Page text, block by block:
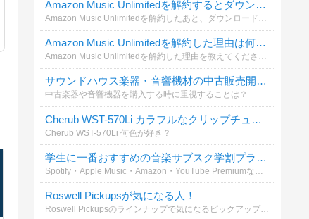
Amazon Music Unlimitedを解約するとダウンロードした曲はどうなると思いますか？
Amazon Music Unlimitedを解約したあと、ダウンロード済みの曲について気になったことはありますか？解約前に確認したいポイントや注意点を共有しましょう。
Amazon Music Unlimitedを解約した理由は何ですか？
Amazon Music Unlimitedを解約した理由を教えてください。料金・利用頻度・音質・他サービスへの乗り換えなど、実際の理由を知りたいです。解約方法や注意点はこちらも参考になります。
サウンドハウス楽器・音響機材の中古販売開始！
中古楽器や音響機器を購入する時に重視することは？
Cherub WST-570Li カラフルなクリップチューナーが日本初上陸！
Cherub WST-570Li 何色が好き？
学生に一番おすすめの音楽サブスク学割プランはどれだと思いますか？
Roswell Pickupsが気になる人！
Roswell Pickupsのラインナップで気になるピックアップの種類を教えて！